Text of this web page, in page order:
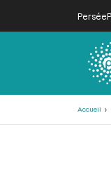
Persée
Accueil